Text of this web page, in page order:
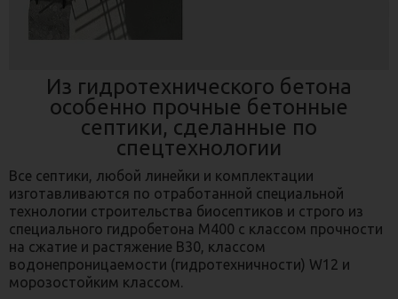
Из гидротехнического бетона
особенно прочные бетонные
септики, сделанные по
спецтехнологии
Все септики, любой линейки и комплектации
изготавливаются по отработанной специальной
технологии строительства биосептиков и строго из
специального гидробетона М400 с классом прочности
на сжатие и растяжение B30, классом
водонепроницаемости (гидротехничности) W12 и
морозостойким классом.